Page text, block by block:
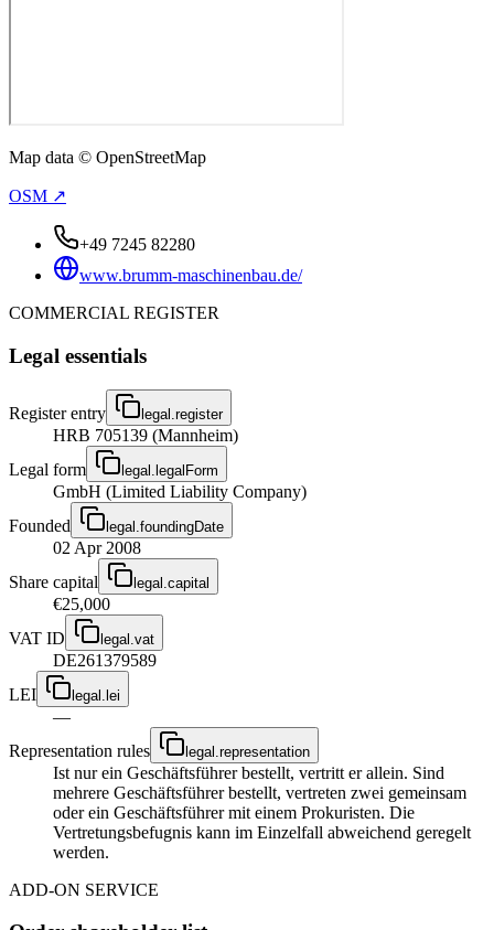
Map data © OpenStreetMap
OSM ↗
+49 7245 82280
www.brumm-maschinenbau.de/
COMMERCIAL REGISTER
Legal essentials
Register entry legal.register
HRB 705139 (Mannheim)
Legal form
legal.legalForm
GmbH (Limited Liability Company)
Founded
legal.foundingDate
02 Apr 2008
Share capital
legal.capital
€25,000
VAT ID
legal.vat
DE261379589
LEI
legal.lei
—
Representation rules
legal.representation
Ist nur ein Geschäftsführer bestellt, vertritt er allein. Sind
mehrere Geschäftsführer bestellt, vertreten zwei gemeinsam
oder ein Geschäftsführer mit einem Prokuristen. Die
Vertretungsbefugnis kann im Einzelfall abweichend geregelt
werden.
ADD-ON SERVICE